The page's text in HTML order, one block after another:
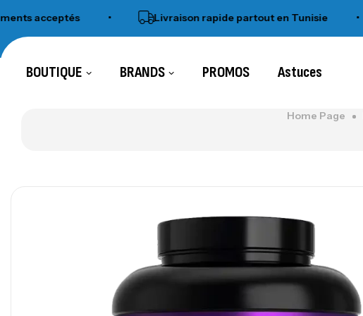
acceptés Livraison rapide partout en Tunisie
BOUTIQUE BRANDS PROMOS Astuces
Home Page